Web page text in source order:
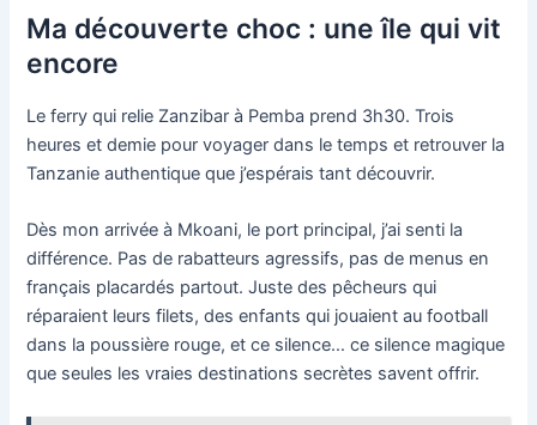
Ma découverte choc : une île qui vit
encore
Le ferry qui relie Zanzibar à Pemba prend 3h30. Trois
heures et demie pour voyager dans le temps et retrouver la
Tanzanie authentique que j’espérais tant découvrir.
Dès mon arrivée à Mkoani, le port principal, j’ai senti la
différence. Pas de rabatteurs agressifs, pas de menus en
français placardés partout. Juste des pêcheurs qui
réparaient leurs filets, des enfants qui jouaient au football
dans la poussière rouge, et ce silence… ce silence magique
que seules les vraies destinations secrètes savent offrir.